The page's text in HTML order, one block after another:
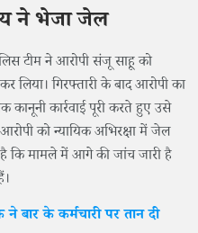
ने भेजा जेल
टीम ने आरोपी संजू साहू को
लिया। गिरफ्तारी के बाद आरोपी का
कार्रवाई पूरी करते हुए उसे
को न्यायिक अभिरक्षा में जेल
मामले में आगे की जांच जारी है
बार के कर्मचारी पर तान दी